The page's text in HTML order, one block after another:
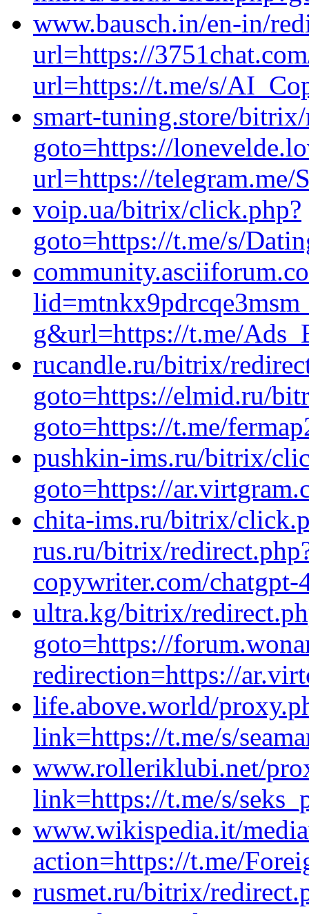
www.bausch.in/en-in/
url=https://
url=https://t.me/s/
smart-tuning.store/
goto=https://
url=https://telegram.me/
voip.ua/bitrix/click.php?
goto=https://t.me/s/
g&url=https://t.me/
rucandle.ru/bitrix/
goto=https://elmid.ru/
goto=https://t.me/
pushkin-ims.ru/bitrix/
goto=https://
chita-ims.ru/bitrix/
rus.ru/bitrix/
copywriter.com/chatgpt-
ultra.kg/bitrix/
goto=https://
redirection=https://
life.above.world/
link=https://t.me/s/
www.rolleriklubi.net/
link=https://t.me/s/
www.wikispedia.it/
action=https://t.me/
rusmet.ru/bitrix/